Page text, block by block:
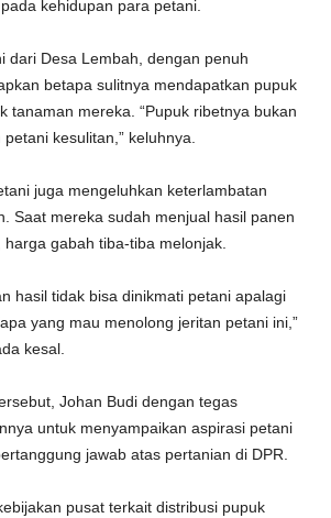
kehidupan para petani.
dari Desa Lembah, dengan penuh
betapa sulitnya mendapatkan pupuk
tanaman mereka. “Pupuk ribetnya bukan
kesulitan,” keluhnya.
juga mengeluhkan keterlambatan
Saat mereka sudah menjual hasil panen
gabah tiba-tiba melonjak.
hasil tidak bisa dinikmati petani apalagi
yang mau menolong jeritan petani ini,”
kesal.
Johan Budi dengan tegas
untuk menyampaikan aspirasi petani
jawab atas pertanian di DPR.
pusat terkait distribusi pupuk